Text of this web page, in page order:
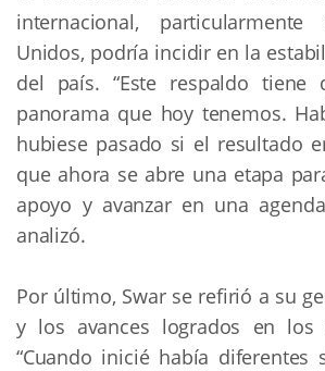
internacional, particularmente
Unidos, podría incidir en la
del país. “Este respaldo
panorama que hoy tenemos.
hubiese pasado si el resultado
que ahora se abre una etapa
apoyo y avanzar en una
analizó.
Por último, Swar se refirió a su
y los avances logrados en los
“Cuando inicié había diferentes